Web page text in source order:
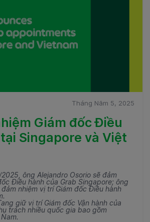
Tháng Năm 5, 2025
Giám đốc Điều
Singapore và Việt
ông Alejandro Osorio sẽ đảm
Điều hành của Grab Singapore; ông
đảm nhiệm vị trí Giám đốc Điều hành
giữ vị trí Giám đốc Vận hành của
trách nhiều quốc gia bao gồm